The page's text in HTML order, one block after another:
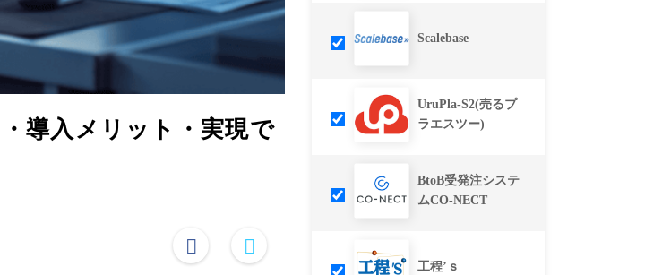
導入メリット・実現で
Scalebase
UruPla-S2(売るプ
ラエスツー)
BtoB受発注システ
ムCO-NECT
工程’ｓ